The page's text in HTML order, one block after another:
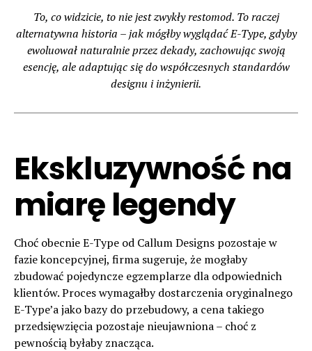
To, co widzicie, to nie jest zwykły restomod. To raczej
alternatywna historia – jak mógłby wyglądać E-Type, gdyby
ewoluował naturalnie przez dekady, zachowując swoją
esencję, ale adaptując się do współczesnych standardów
designu i inżynierii.
Ekskluzywność na
miarę legendy
Choć obecnie E-Type od Callum Designs pozostaje w
fazie koncepcyjnej, firma sugeruje, że mogłaby
zbudować pojedyncze egzemplarze dla odpowiednich
klientów. Proces wymagałby dostarczenia oryginalnego
E-Type’a jako bazy do przebudowy, a cena takiego
przedsięwzięcia pozostaje nieujawniona – choć z
pewnością byłaby znacząca.